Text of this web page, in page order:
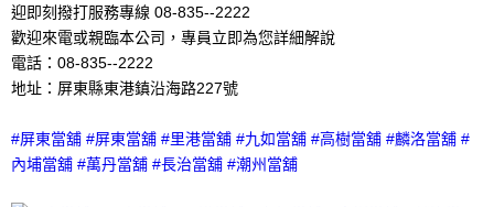
迎即刻撥打服務專線 08-835--2222
歡迎來電或親臨本公司，專員立即為您詳細解說
電話：08-835--2222
地址：屏東縣東港鎮沿海路227號
#屏東當舖 #屏東當舖 #里港當舖 #九如當舖 #高樹當舖 #麟洛當舖 #
內埔當舖 #萬丹當舖 #長治當舖 #潮州當舖